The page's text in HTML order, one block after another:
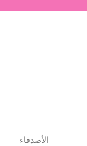
الأصدقاء